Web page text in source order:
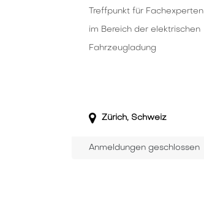
Treffpunkt für Fachexperten
im Bereich der elektrischen
Fahrzeugladung
Zürich, Schweiz
Anmeldungen geschlossen